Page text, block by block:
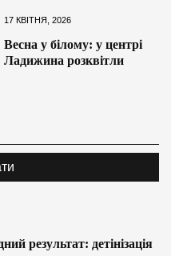
17 КВІТНЯ, 2026
Весна у білому: у центрі
Ладижина розквітли
результат: детінізація